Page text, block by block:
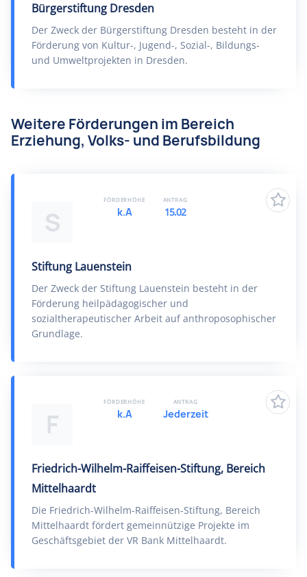
Bürgerstiftung Dresden
Der Zweck der Bürgerstiftung Dresden besteht in der
Förderung von Kultur-, Jugend-, Sozial-, Bildungs-
und Umweltprojekten in Dresden.
Weitere Förderungen im Bereich
Erziehung, Volks- und Berufsbildung
S
Stiftung Lauenstein
Der Zweck der Stiftung Lauenstein besteht in der
Förderung heilpädagogischer und
sozialtherapeutischer Arbeit auf anthroposophischer
Grundlage.
FÖRDERHÖHE
k.A
ANTRAG
15.02
F
Friedrich-Wilhelm-Raiffeisen-Stiftung, Bereich
Mittelhaardt
Die Friedrich-Wilhelm-Raiffeisen-Stiftung, Bereich
Mittelhaardt fördert gemeinnützige Projekte im
Geschäftsgebiet der VR Bank Mittelhaardt.
FÖRDERHÖHE
k.A
ANTRAG
Jederzeit